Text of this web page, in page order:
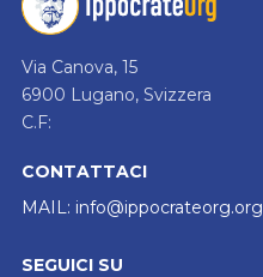
Via Canova, 15
6900 Lugano, Svizzera
C.F:
CONTATTACI
MAIL: info@ippocrateorg.org
SEGUICI SU